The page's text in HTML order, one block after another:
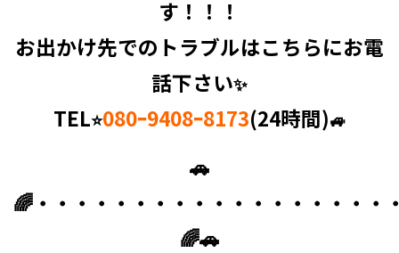
す！！！
お出かけ先でのトラブルはこちらにお電
話下さい✨
TEL⭐080ｰ9408ｰ8173(24時間)🚙
🚗
🌈・・・・・・・・・・・・・・・・・・
🌈🚗